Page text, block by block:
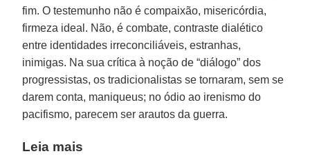
fim. O testemunho não é compaixão, misericórdia,
firmeza ideal. Não, é combate, contraste dialético
entre identidades irreconciliáveis, estranhas,
inimigas. Na sua crítica à noção de “diálogo” dos
progressistas, os tradicionalistas se tornaram, sem se
darem conta, maniqueus; no ódio ao irenismo do
pacifismo, parecem ser arautos da guerra.
Leia mais